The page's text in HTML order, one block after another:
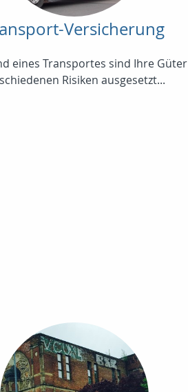
Versicherung
eines Transportes sind Ihre Güter
Risiken ausgesetzt...